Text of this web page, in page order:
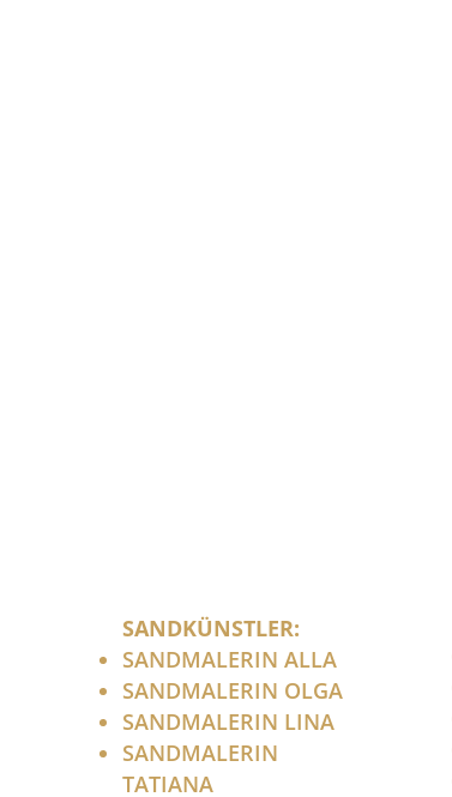
SANDKÜNSTLER:
SANDMALERIN ALLA
SANDMALERIN OLGA
SANDMALERIN LINA
SANDMALERIN
TATIANA